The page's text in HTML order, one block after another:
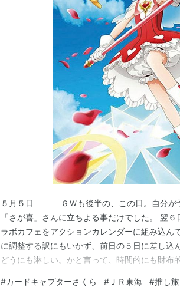
５月５日＿＿＿ ＧＷも後半の、この日。自分
「さが喜」さんに立ちよる事だけでした。 翌
ラボカフェをアクションカレンダーに組み込ん
に調整する訳にもいかず、前日の５日に差し込
どうにも淋しい。かと言って、時間的にも財布
#カードキャプターさくら # ＪＲ東海 #推し旅